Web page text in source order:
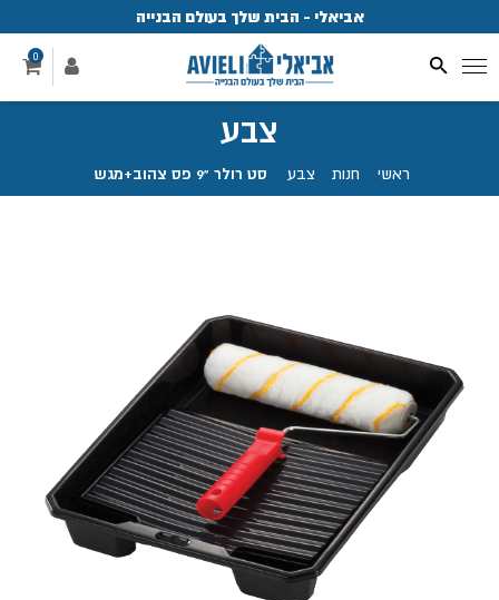
אביאלי - הבית שלך בעולם הבנייה
0
צבע
ראשי חנות צבע סט רולר "9 פס צהוב+מגש